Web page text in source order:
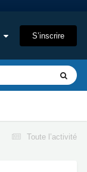
S’inscrire
Toute l’activité